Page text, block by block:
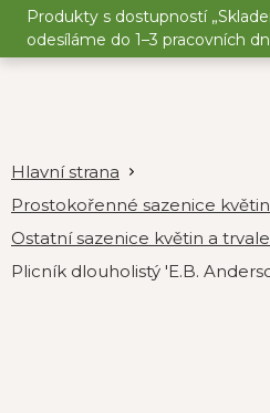
Přejít
obsah
Produkty s dostupností
odesíláme do 1–3 pracovních
Prostokořenné sazenice
Ostatní sazenice květin a
Plicník dlouholistý 'E.B.